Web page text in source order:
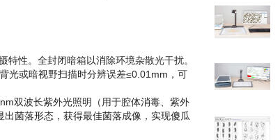
性。全封闭暗箱以消除环境杂散光干扰。
光或暗视野扫描时分辨误差≤0.01mm，可
双波长紫外光照明（用于腔体消毒、紫外
菌落形态，获得最佳菌落成像，实现傻瓜